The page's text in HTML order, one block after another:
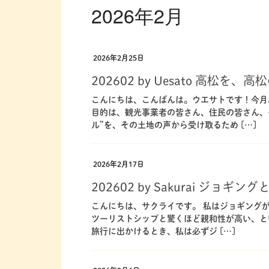
2026年2月
2026年2月25日
202602 by Uesato 高松を、高
こんにちは、こんばんは。ウエサトです！今
目的は、観光事業者の皆さん、住民の皆さん
ル”を、その土地の声から受け取るため […]
2026年2月17日
202602 by Sakurai ジョギング
こんにちは、サクライです。 私はジョギング
ツーリストシップと驚くほど親和性が高い、
旅行に出かけるとき、私は必ずジ […]